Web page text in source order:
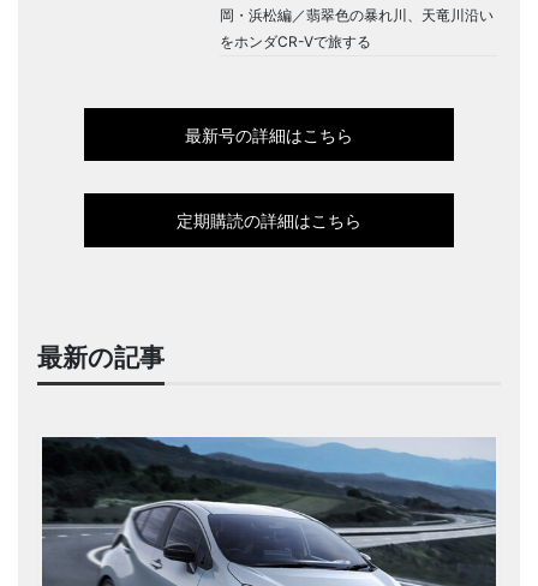
岡・浜松編／翡翠色の暴れ川、天竜川沿い
をホンダCR-Vで旅する
最新号の詳細はこちら
定期購読の詳細はこちら
最新の記事